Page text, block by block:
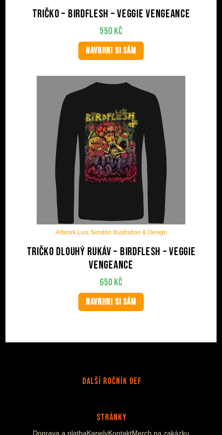
Tričko – BIRDFLESH – Veggie Vengeance
550 Kč
NAVRHNI SI SÁM
Artwork Luis Sendón Illustration & Design
Tričko dlouhý rukáv – BIRDFLESH – Veggie
Vengeance
650 Kč
NAVRHNI SI SÁM
Další Ročník OEF
Stránky
Doprava a platbaKapelyKontaktMerch na zakázku